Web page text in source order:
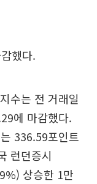
했다.
수는 전 거래일
에 마감했다.
336.59포인트
런던증시
상승한 1만